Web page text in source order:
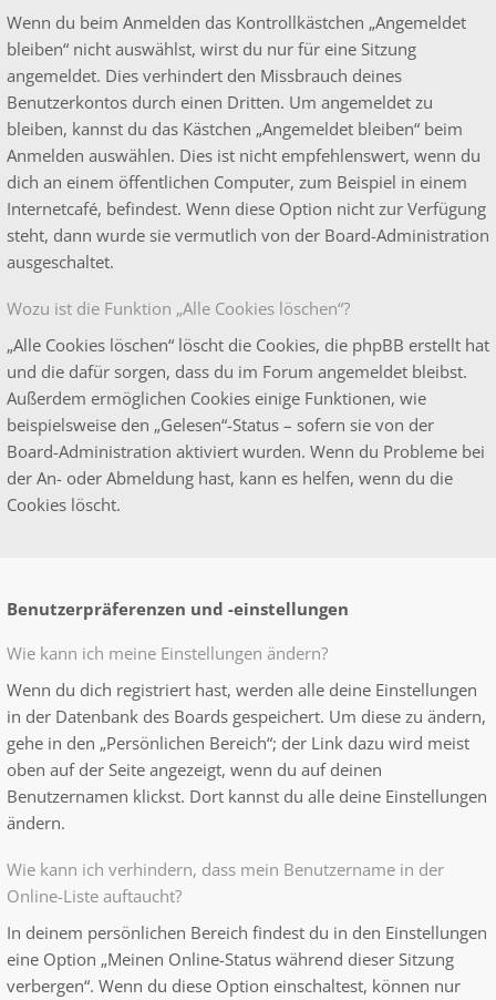
Wenn du beim Anmelden das Kontrollkästchen „Angemeldet
bleiben“ nicht auswählst, wirst du nur für eine Sitzung
angemeldet. Dies verhindert den Missbrauch deines
Benutzerkontos durch einen Dritten. Um angemeldet zu
bleiben, kannst du das Kästchen „Angemeldet bleiben“ beim
Anmelden auswählen. Dies ist nicht empfehlenswert, wenn du
dich an einem öffentlichen Computer, zum Beispiel in einem
Internetcafé, befindest. Wenn diese Option nicht zur Verfügung
steht, dann wurde sie vermutlich von der Board-Administration
ausgeschaltet.
Wozu ist die Funktion „Alle Cookies löschen“?
„Alle Cookies löschen“ löscht die Cookies, die phpBB erstellt hat
und die dafür sorgen, dass du im Forum angemeldet bleibst.
Außerdem ermöglichen Cookies einige Funktionen, wie
beispielsweise den „Gelesen“-Status – sofern sie von der
Board-Administration aktiviert wurden. Wenn du Probleme bei
der An- oder Abmeldung hast, kann es helfen, wenn du die
Cookies löscht.
Benutzerpräferenzen und -einstellungen
Wie kann ich meine Einstellungen ändern?
Wenn du dich registriert hast, werden alle deine Einstellungen
in der Datenbank des Boards gespeichert. Um diese zu ändern,
gehe in den „Persönlichen Bereich“; der Link dazu wird meist
oben auf der Seite angezeigt, wenn du auf deinen
Benutzernamen klickst. Dort kannst du alle deine Einstellungen
ändern.
Wie kann ich verhindern, dass mein Benutzername in der
Online-Liste auftaucht?
In deinem persönlichen Bereich findest du in den Einstellungen
eine Option „Meinen Online-Status während dieser Sitzung
verbergen“. Wenn du diese Option einschaltest, können nur